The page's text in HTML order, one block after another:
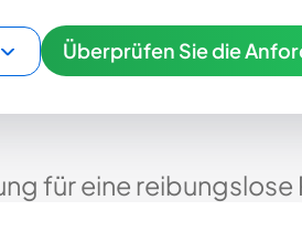
Überprüfen Sie die
für eine reibungslose